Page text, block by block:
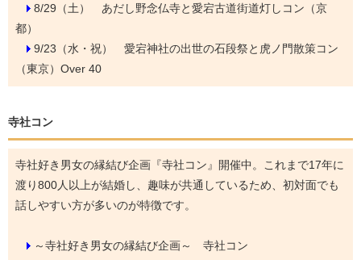
8/29（土） あだし野念仏寺と愛宕古道街道灯しコン（京
都）
9/23（水・祝） 愛宕神社の出世の石段祭と虎ノ門散策コン
（東京）Over 40
寺社コン
寺社好き男女の縁結び企画『寺社コン』開催中。これまで17年に
渡り800人以上が結婚し、趣味が共通しているため、初対面でも
話しやすい方が多いのが特徴です。
～寺社好き男女の縁結び企画～ 寺社コン